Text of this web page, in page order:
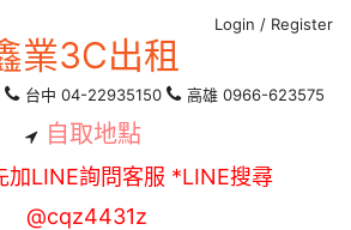
Login / Register
業3C出租
台中 04-22935150 高雄 0966-623575
自取地點
加LINE詢問客服 *LINE搜尋
@cqz4431z